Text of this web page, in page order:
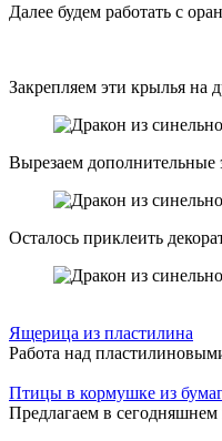
Далее будем работать с
Закрепляем эти крылья на
Вырезаем дополнительные
Осталось приклеить
Ящерица из пластилина
Работа над
Птицы в кормушке из
Предлагаем в сегодняшнем